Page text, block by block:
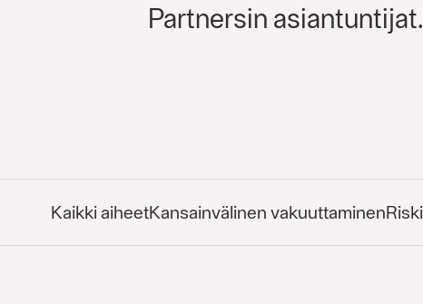
Partnersin asiantuntijat.
Kaikki aiheetKansainvälinen vakuuttaminen